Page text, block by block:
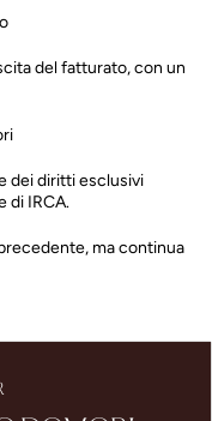
del fatturato, con un
dei diritti esclusivi
di IRCA.
ma continua